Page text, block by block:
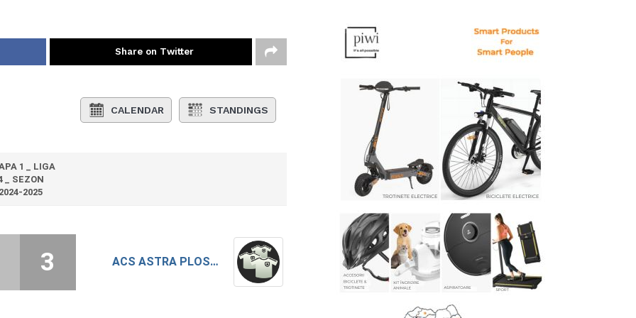
Share on Twitter
CALENDAR STANDINGS
1 _ LIGA
_ SEZON
2025
ACS ASTRA PLOSCA
3